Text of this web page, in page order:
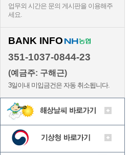
업무외 시간은 문의 게시판을 이용해주
세요.
BANK INFO
351-1037-0844-23
(예금주: 구해근)
3일이내 미입금건은 자동 취소됩니다.